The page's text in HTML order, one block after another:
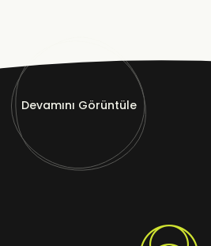
Devamını Görüntüle